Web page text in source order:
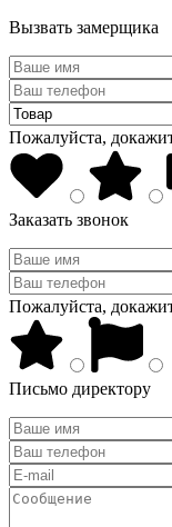
Вызвать замерщика
Пожалуйста,
Заказать звонок
Пожалуйста,
Письмо директору